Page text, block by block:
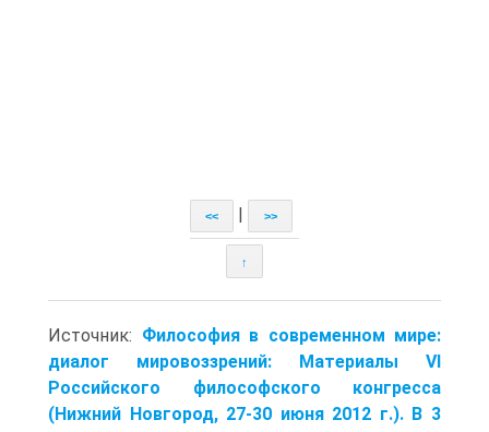
<< >>
↑
Источник: Философия в современном мире:
диалог мировоззрений: Материалы VI
Российского философского конгресса
(Нижний Новгород, 27-30 июня 2012 г.). В 3